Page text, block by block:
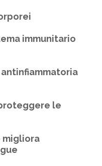
immunitario
le
migliora